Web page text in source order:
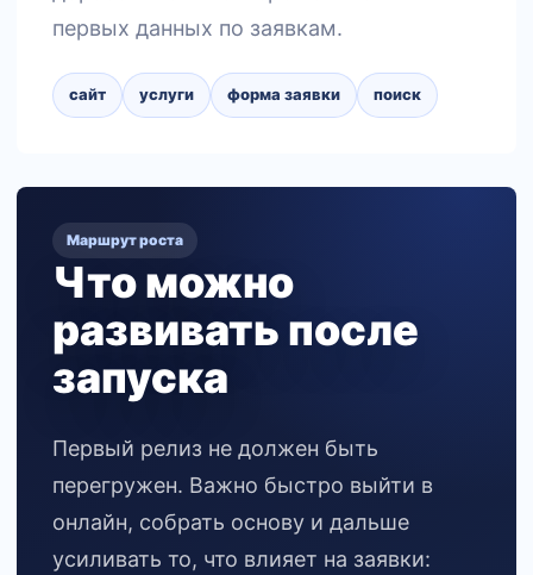
первых данных по заявкам.
сайт услуги форма заявки поиск
Маршрут роста
Что можно
развивать после
запуска
Первый релиз не должен быть
перегружен. Важно быстро выйти в
онлайн, собрать основу и дальше
усиливать то, что влияет на заявки: